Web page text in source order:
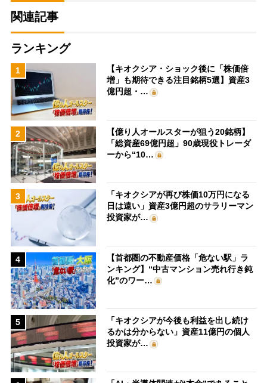
関連記事
ランキング
1
【キオクシア・ショック後に「株価倍
増」も期待できる注目銘柄5選】資産3
億円超・…
2
【億り人オールスターが狙う20銘柄】
「総資産69億円超」90歳現役トレーダ
ーから“10…
3
「キオクシアが再び株価10万円になる
日は遠い」資産3億円超のサラリーマン
投資家が…
4
【首都圏の不動産価格「危ない駅」ラ
ンキング】“中古マンション売れ行き鈍
化”のワー…
5
「キオクシアが今後も利益を出し続け
るかは分からない」資産11億円の個人
投資家が…